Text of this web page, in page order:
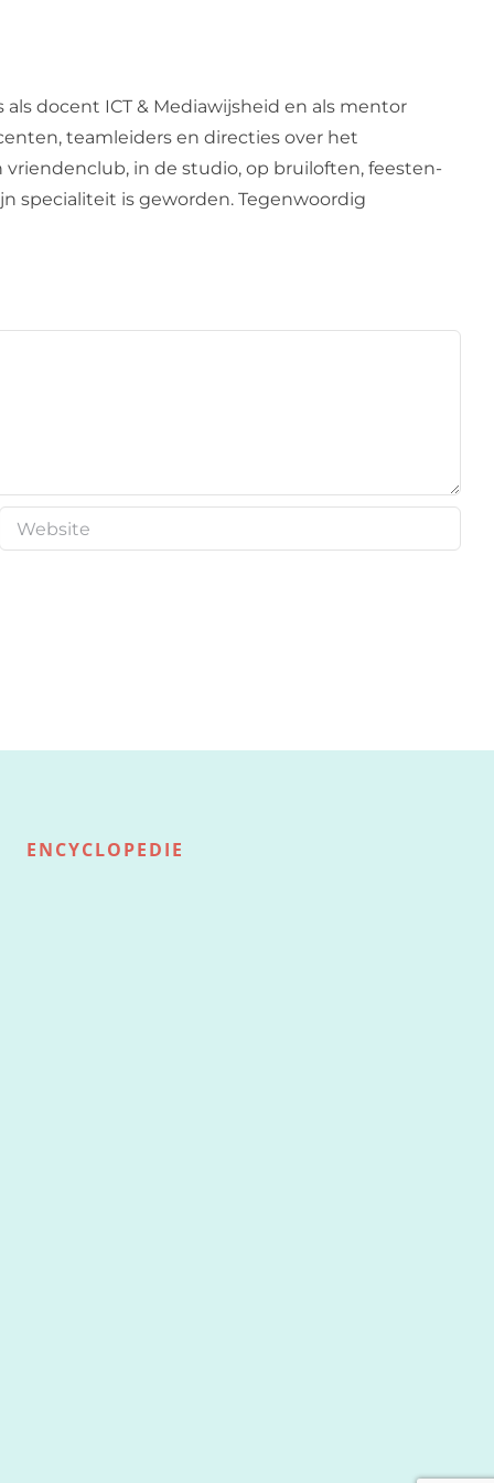
docent ICT & Mediawijsheid en als mentor
teamleiders en directies over het
in de studio, op bruiloften, feesten-
specialiteit is geworden. Tegenwoordig
ENCYCLOPEDIE